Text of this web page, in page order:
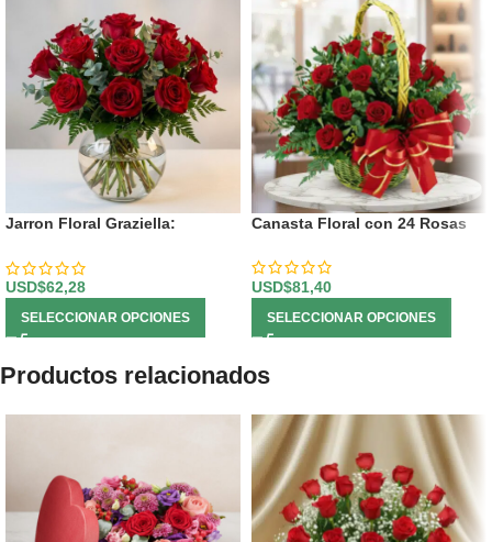
Jarron Floral Graziella:
Seleccionadas 🌹
USD$62,28
SELECCIONAR OPCIONES
Canasta Floral con 24 Rosas
USD$81,40
SELECCIONAR OPCIONES
Productos relacionados